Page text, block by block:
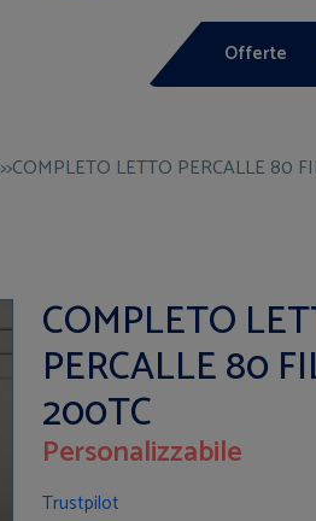
Offerte
>>COMPLETO LETTO PERCALLE 80
COMPLETO
PERCALLE 80
200TC
Personalizzabile
Trustpilot